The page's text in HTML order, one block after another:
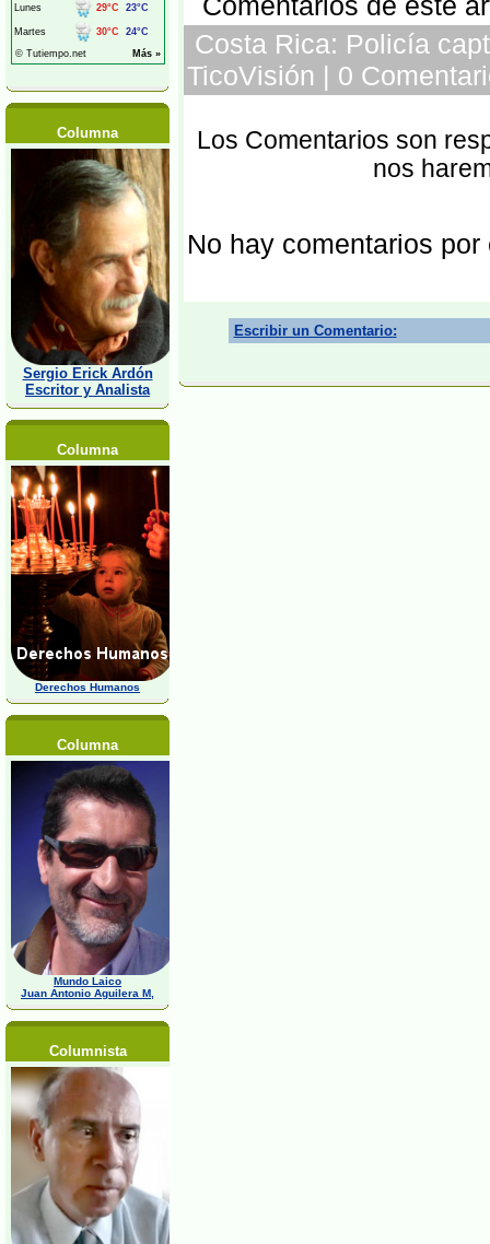
Columna
Sergio Erick Ardón
Escritor y Analista
Columna
Derechos Humanos
Columna
Mundo Laico
Juan Antonio Aguilera M,
Columnista
Costa Rica: Policía
TicoVisión | 0
Los Comentarios son
nos
No hay comentarios por
Escribir un Comentario: